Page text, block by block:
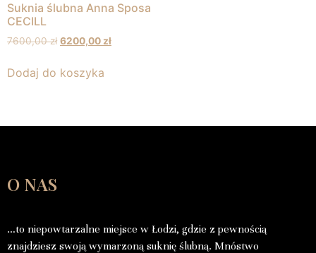
Suknia ślubna Anna Sposa
CECILL
7600,00zł 6200,00zł
Dodaj do koszyka
O NAS
…to niepowtarzalne miejsce w Łodzi, gdzie z pewnością
znajdziesz swoją wymarzoną suknię ślubną. Mnóstwo